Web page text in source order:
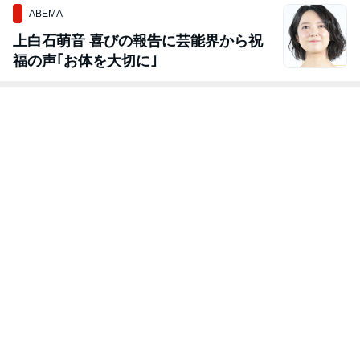
ABEMA
上白石萌音 喜びの報告に芸能界から祝
福の声｢お体を大切に｣